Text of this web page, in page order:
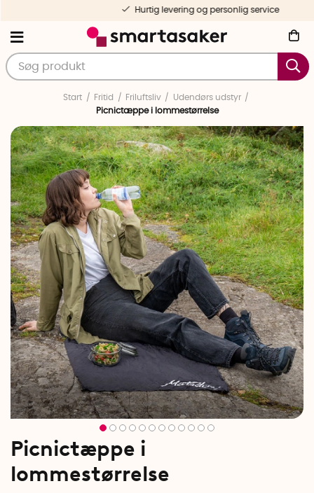
Hurtig levering og personlig service
Start Fritid Friluftsliv
Udendørs udstyr
Picnictæppe i lommestørrelse
Picnictæppe i
lommestørrelse